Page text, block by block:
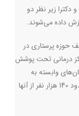
زیر نظر دو
داده می‌شوند.
مختلف حوزه پرستاری در
درمانی تحت پوشش
وابسته به
نیروهای مسلح و بخش خصوصی هستند که حدود 140 هزار نفر از آنها